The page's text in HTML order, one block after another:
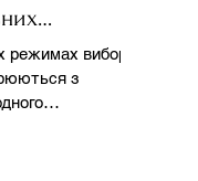
режимах вибори
з